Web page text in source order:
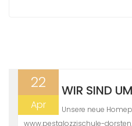
22
Apr
WIR SIND
Unsere neue
www.pestalozzischule-